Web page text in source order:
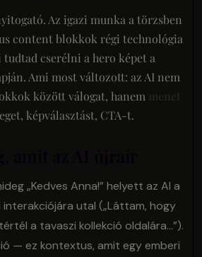
Az igazi munka a törzsben
content blokkok régi technológia
cserélni a hero képet a
Ami most változott: az AI nem
között válogat, hanem
menet
képválasztást, CTA-t.
„Kedves Anna!” helyett az AI a
utal („Láttam, hogy
a tavaszi kollekció oldalára…”).
— ez kontextus, amit egy emberi